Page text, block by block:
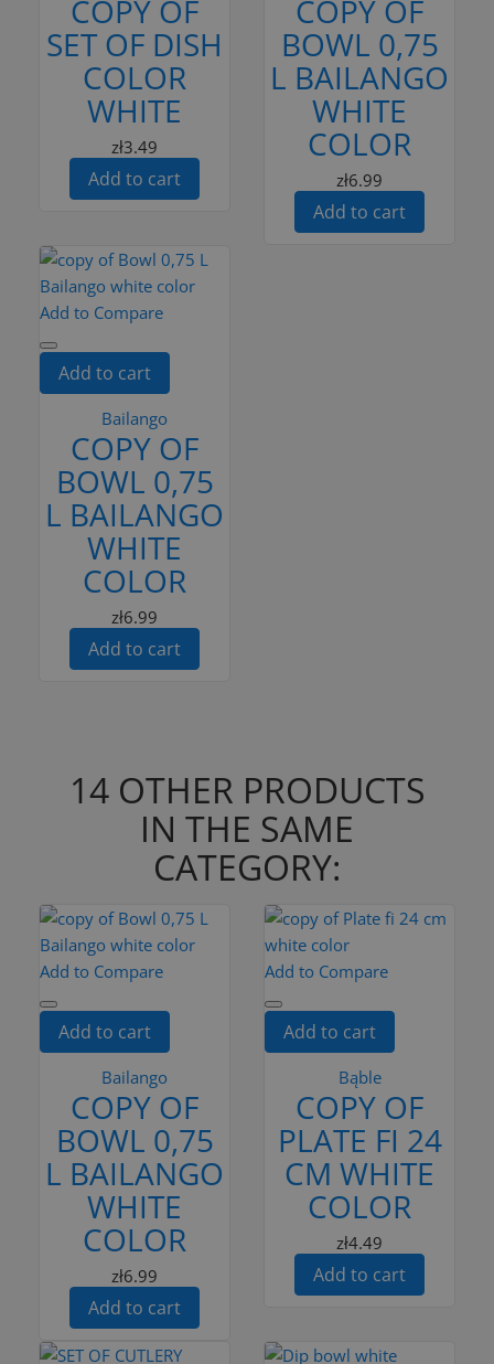
COPY OF
SET OF DISH
COLOR
WHITE
zł3.49
Add to cart
COPY OF
BOWL 0,75
L BAILANGO
WHITE
COLOR
zł6.99
Add to cart
Add to Compare
Add to cart
Bailango
COPY OF
BOWL 0,75
L BAILANGO
WHITE
COLOR
zł6.99
Add to cart
14 OTHER PRODUCTS
IN THE SAME
CATEGORY:
Add to Compare
Add to cart
Bailango
COPY OF
BOWL 0,75
L BAILANGO
WHITE
COLOR
zł6.99
Add to cart
Add to Compare
Add to cart
Bąble
COPY OF
PLATE FI 24
CM WHITE
COLOR
zł4.49
Add to cart